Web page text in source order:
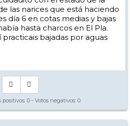
las narices que está haciendo
día 6 en cotas medias y bajas
hasta charcos en El Pla.
practicais bajadas por aguas
positivos: 0 - Votos negativos: 0